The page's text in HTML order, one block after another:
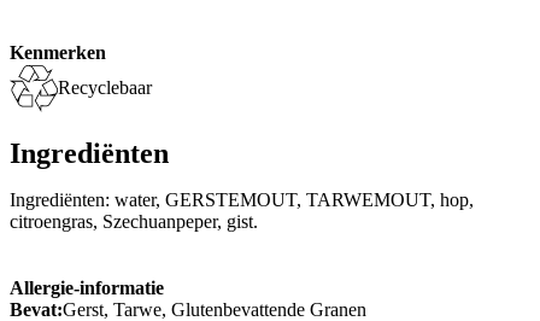
Kenmerken
Recyclebaar
Ingrediënten
Ingrediënten: water, GERSTEMOUT, TARWEMOUT, hop,
citroengras, Szechuanpeper, gist.
Allergie-informatie
Bevat:Gerst, Tarwe, Glutenbevattende Granen